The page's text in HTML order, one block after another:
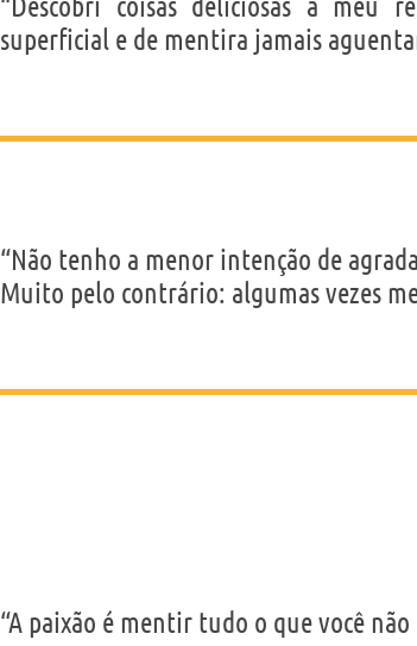
“Descobri coisas deliciosas a meu
superficial e de mentira jamais
“Não tenho a menor intenção de
Muito pelo contrário: algumas vezes
“A paixão é mentir tudo o que você